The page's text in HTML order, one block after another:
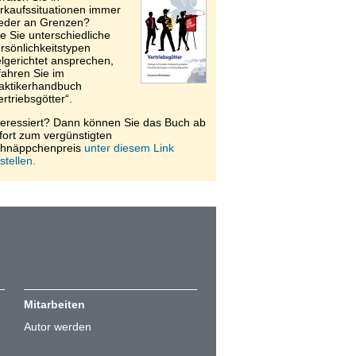
immer
an Grenzen?
Sie unterschiedliche
ansprechen,
Sie im
Dann können Sie das Buch ab
zum vergünstigten
unter diesem Link
Mitarbeiten
Autor werden